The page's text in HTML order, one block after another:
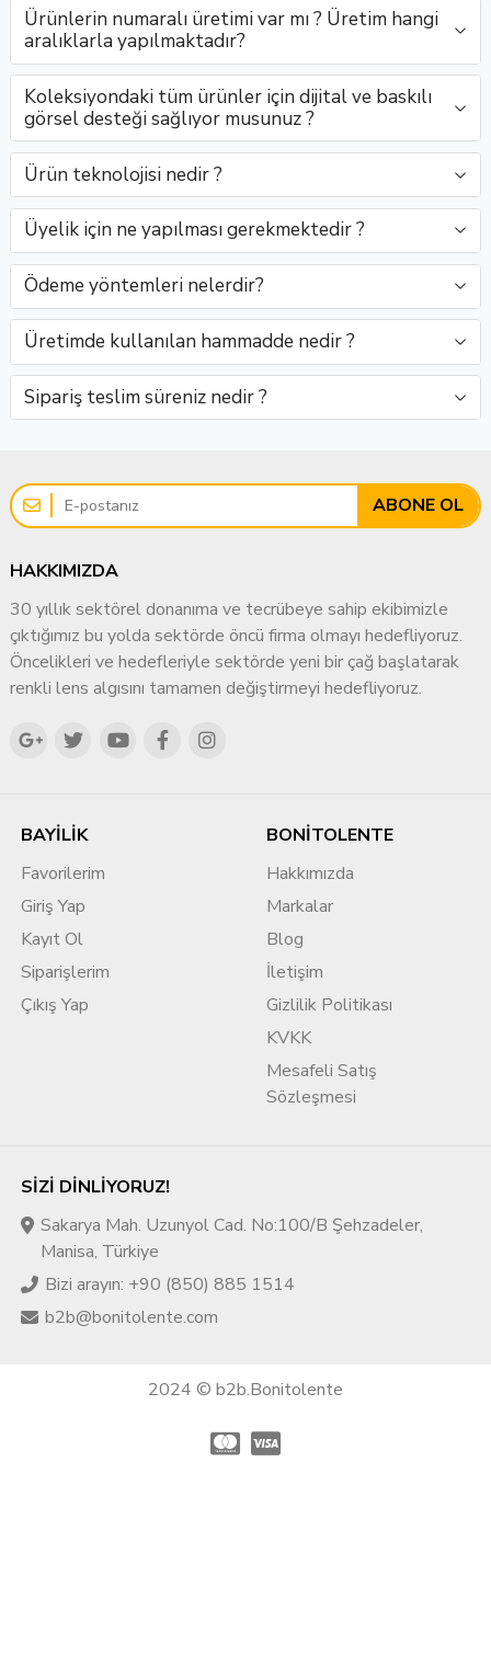
..
al..
..
Ürünlerin numaralı üretimi var mı ? Üretim hangi
aralıklarla yapılmaktadır?
Koleksiyondaki tüm ürünler için dijital ve baskılı
görsel desteği sağlıyor musunuz ?
Ürün teknolojisi nedir ?
Üyelik için ne yapılması gerekmektedir ?
Ödeme yöntemleri nelerdir?
Üretimde kullanılan hammadde nedir ?
Sipariş teslim süreniz nedir ?
ABONE OL
HAKKIMIZDA
30 yıllık sektörel donanıma ve tecrübeye sahip ekibimizle
çıktığımız bu yolda sektörde öncü firma olmayı hedefliyoruz.
Öncelikleri ve hedefleriyle sektörde yeni bir çağ başlatarak
renkli lens algısını tamamen değiştirmeyi hedefliyoruz.
BAYİLİK
Favorilerim
Giriş Yap
Kayıt Ol
Siparişlerim
Çıkış Yap
BONİTOLENTE
Hakkımızda
Markalar
Blog
İletişim
Gizlilik Politikası
KVKK
Mesafeli Satış
Sözleşmesi
SIZI DINLIYORUZ!
Sakarya Mah. Uzunyol Cad. No:100/B Şehzadeler,
Manisa, Türkiye
Bizi arayın: +90 (850) 885 1514
b2b@bonitolente.com
2024 © b2b.Bonitolente